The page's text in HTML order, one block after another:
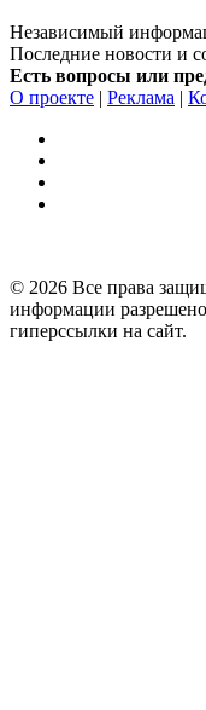
Независимый
Последние новости и
Есть вопросы или
О проекте | Реклама |
© 2026 Все права
информации
гиперссылки на сайт.